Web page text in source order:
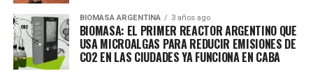
BIOMASA ARGENTINA 3 años ago
BIOMASA: EL PRIMER REACTOR ARGENTINO QUE
USA MICROALGAS PARA REDUCIR EMISIONES DE
CO2 EN LAS CIUDADES YA FUNCIONA EN CABA